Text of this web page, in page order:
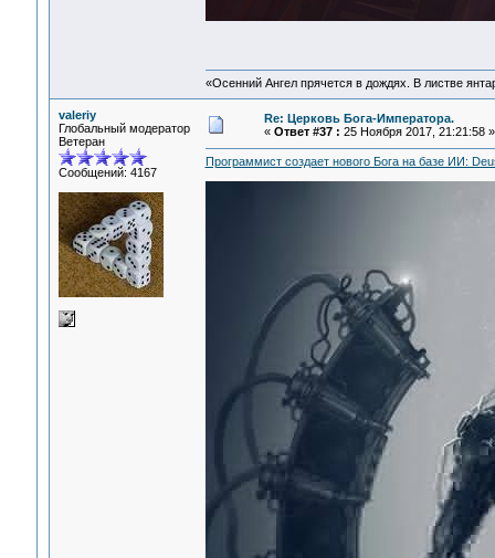
«Осенний Ангел прячется в дождях. В листве
valeriy
Глобальный модератор
Ветеран
Сообщений: 4167
Re: Церковь Бога-Императора.
« Ответ #37 : 25 Ноября 2017, 21:21:58 »
Программист создает нового Бога на базе ИИ: